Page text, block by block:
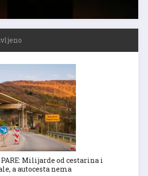
PARE: Milijarde od cestarina i
a autocesta nema